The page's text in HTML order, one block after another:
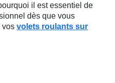
il est essentiel de
dès que vous
vos volets roulants sur